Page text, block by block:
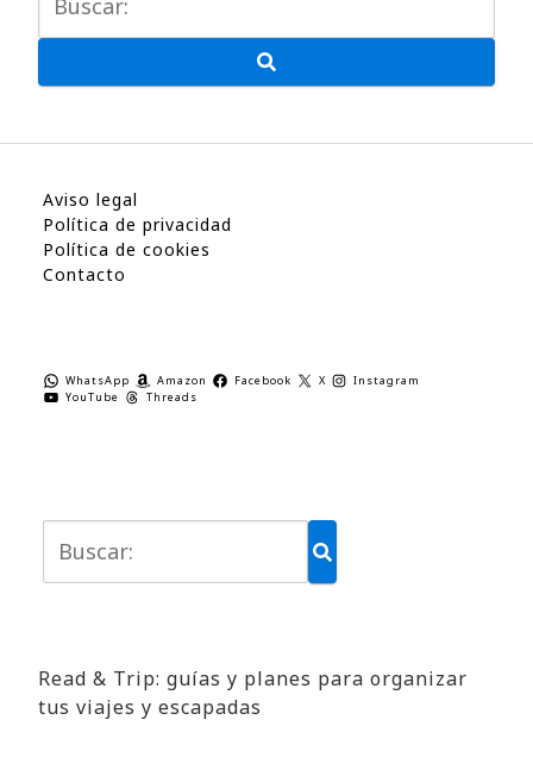
Aviso legal
Política de privacidad
Política de cookies
Contacto
WhatsApp Amazon Facebook X
Instagram
YouTube
Threads
Read & Trip: guías y planes para organizar
tus viajes y escapadas